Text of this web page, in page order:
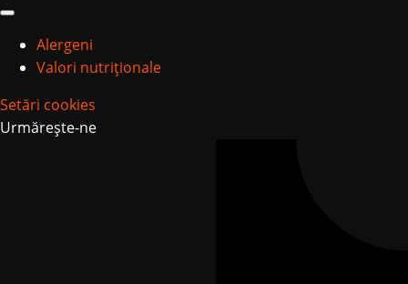
Alergeni
Valori nutriționale
Setări cookies
Urmărește-ne